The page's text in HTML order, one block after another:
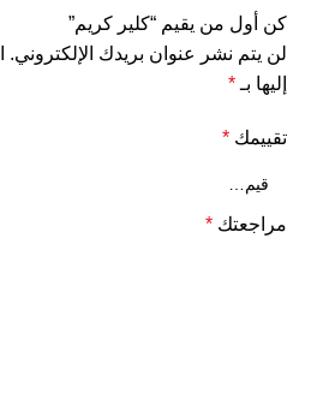
كن أول من يقيم “كلير كريم”
لن يتم نشر عنوان بريدك الإلكتروني.
إليها بـ *
تقييمك *
مراجعتك *